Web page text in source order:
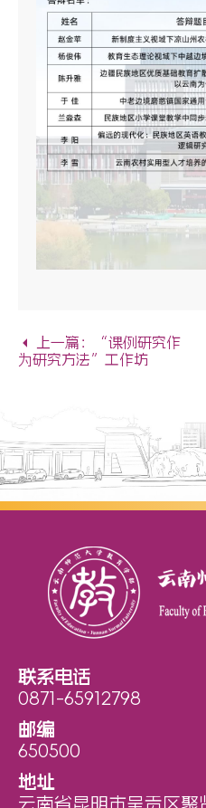
上一篇：“课例研究作
为研究方法”工作坊
联系电话
0871-65912798
邮编
650500
地址
云南省昆明市呈贡区聚